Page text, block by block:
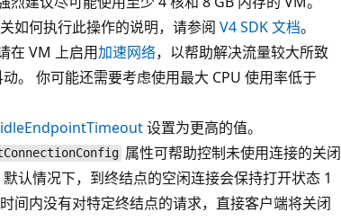
如何执行此操作的说明，请参阅 V4 SDK 文档。
在 VM 上启用加速网络，以帮助解决流量较大所致
。 你可能还需要考虑使用最大 CPU 使用率低于
idleEndpointTimeout设置为更高的值。
属性可帮助控制未使用连接的关闭
认情况下，到终结点的空闲连接会保持打开状态 1
间内没有对特定终结点的请求，直接客户端将关闭